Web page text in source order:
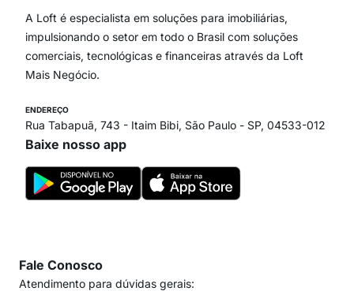
Paraíso
Itaim Bibi
A Loft é especialista em soluções para imobiliárias,
impulsionando o setor em todo o Brasil com soluções
comerciais, tecnológicas e financeiras através da Loft
Mais Negócio.
ENDEREÇO
Rua Tabapuã, 743 - Itaim Bibi, São Paulo - SP, 04533-012
Baixe nosso app
Fale Conosco
Atendimento para dúvidas gerais: